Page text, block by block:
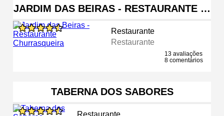
JARDIM DAS BEIRAS - RESTAURANTE …
Restaurante
Restaurante
13 avaliações
8 comentários
TABERNA DOS SABORES
Restaurante